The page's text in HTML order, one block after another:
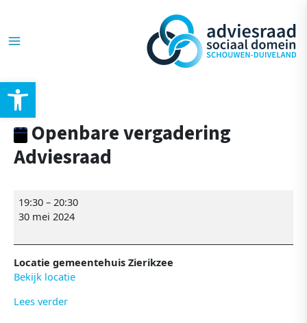
Toolbar openen
de
inhoud
Menu
Openbare vergadering
Adviesraad
Adviesraad
19:30 – 20:30
30 mei 2024
Locatie gemeentehuis Zierikzee
Bekijk locatie
Lees verder